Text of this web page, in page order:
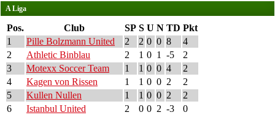
A Liga
Pos. Club SP S U N TD Pkt
1
Pille Bolzmann United 2 2 0 0 8
4
2
Athletic Binblau 2 1 0 1 -5
2
3
Motexx Soccer Team 1 1 0 0 4
2
4
Kagen von Rissen 1 1 0 0 2
2
5
Kullen Nullen 1 1 0 0 2
2
6
Istanbul United 2 0 0 2 -3
0